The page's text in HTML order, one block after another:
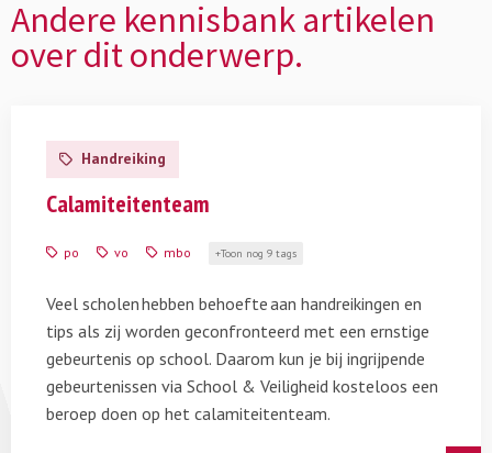
Andere kennisbank artikelen
over dit onderwerp.
meer
Calamiteitenteam
Handreiking
Calamiteitenteam
po vo mbo Toon nog 9 tags
Veel scholen hebben behoefte aan handreikingen en
tips als zij worden geconfronteerd met een ernstige
gebeurtenis op school. Daarom kun je bij ingrijpende
gebeurtenissen via School & Veiligheid kosteloos een
beroep doen op het calamiteitenteam.